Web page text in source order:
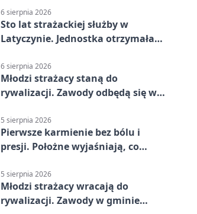
6 sierpnia 2026
Sto lat strażackiej służby w
Latyczynie. Jednostka otrzymała
6 sierpnia 2026
Młodzi strażacy staną do
rywalizacji. Zawody odbędą się w
5 sierpnia 2026
Pierwsze karmienie bez bólu i
presji. Położne wyjaśniają, co
5 sierpnia 2026
Młodzi strażacy wracają do
rywalizacji. Zawody w gminie